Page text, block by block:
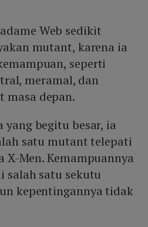
Web sedikit
mutant, karena ia
seperti
meramal, dan
masa depan.
yang begitu besar, ia
satu mutant telepati
Men. Kemampuannya
salah satu sekutu
kepentingannya tidak